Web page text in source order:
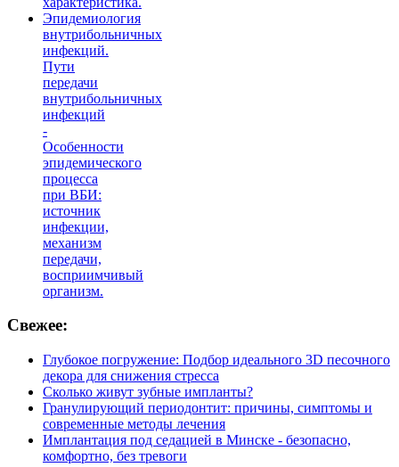
Эпидемиология
внутрибольничных
инфекций.
Пути
передачи
внутрибольничных
инфекций
-
Особенности
эпидемического
процесса
при ВБИ:
источник
инфекции,
механизм
передачи,
восприимчивый
организм.
Свежее:
Глубокое погружение: Подбор идеального 3D песочного
декора для снижения стресса
Сколько живут зубные импланты?
Гранулирующий периодонтит: причины, симптомы и
современные методы лечения
Имплантация под седацией в Минске - безопасно,
комфортно, без тревоги